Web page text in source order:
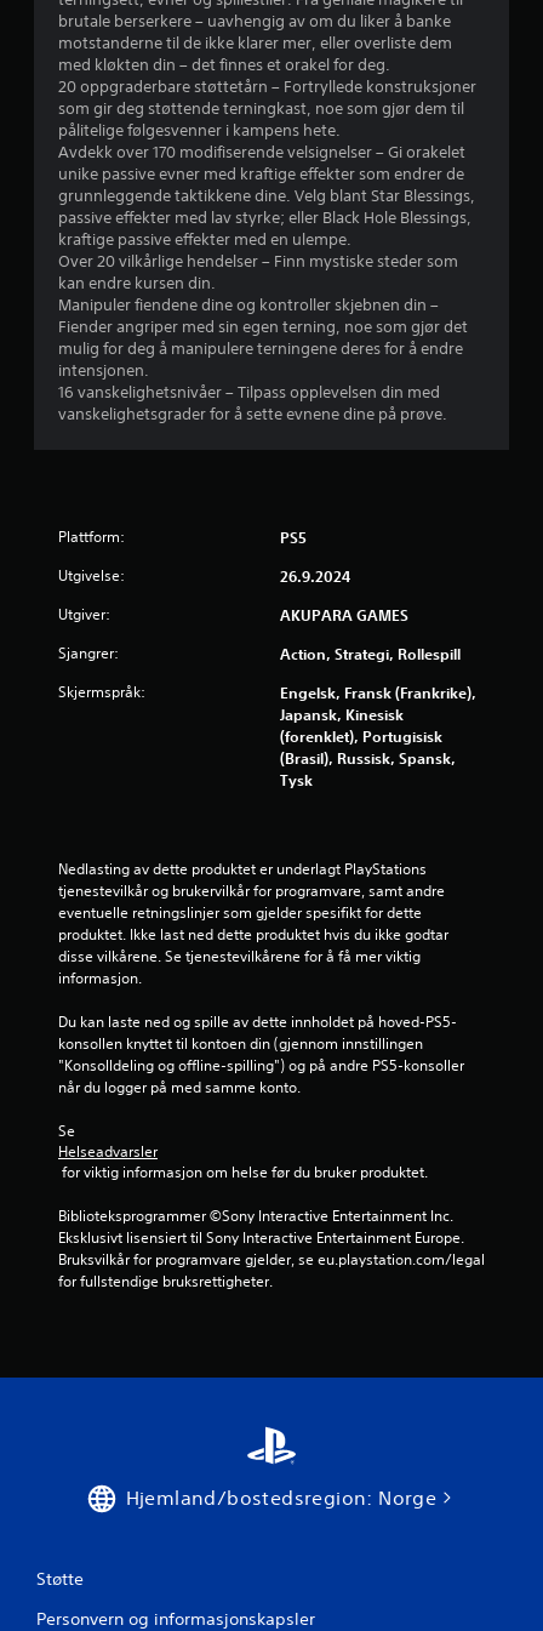
i
n
g
e
r
brutale berserkere – uavhengig av om du liker å banke
motstanderne til de ikke klarer mer, eller overliste dem
med kløkten din – det finnes et orakel for deg.
20 oppgraderbare støttetårn – Fortryllede konstruksjoner
som gir deg støttende terningkast, noe som gjør dem til
pålitelige følgesvenner i kampens hete.
Avdekk over 170 modifiserende velsignelser – Gi orakelet
unike passive evner med kraftige effekter som endrer de
grunnleggende taktikkene dine. Velg blant Star Blessings,
passive effekter med lav styrke; eller Black Hole Blessings,
kraftige passive effekter med en ulempe.
Over 20 vilkårlige hendelser – Finn mystiske steder som
kan endre kursen din.
Manipuler fiendene dine og kontroller skjebnen din –
Fiender angriper med sin egen terning, noe som gjør det
mulig for deg å manipulere terningene deres for å endre
intensjonen.
16 vanskelighetsnivåer – Tilpass opplevelsen din med
vanskelighetsgrader for å sette evnene dine på prøve.
Plattform: PS5
Utgivelse: 26.9.2024
Utgiver: AKUPARA GAMES
Sjangrer: Action, Strategi, Rollespill
Skjermspråk:
Engelsk, Fransk (Frankrike),
Japansk, Kinesisk
(forenklet), Portugisisk
(Brasil), Russisk, Spansk,
Tysk
Nedlasting av dette produktet er underlagt PlayStations
tjenestevilkår og brukervilkår for programvare, samt andre
eventuelle retningslinjer som gjelder spesifikt for dette
produktet. Ikke last ned dette produktet hvis du ikke godtar
disse vilkårene. Se tjenestevilkårene for å få mer viktig
informasjon.
Du kan laste ned og spille av dette innholdet på hoved-PS5-
konsollen knyttet til kontoen din (gjennom innstillingen
"Konsolldeling og offline-spilling") og på andre PS5-konsoller
når du logger på med samme konto.
Se
Helseadvarsler
for viktig informasjon om helse før du bruker produktet.
Biblioteksprogrammer ©Sony Interactive Entertainment Inc.
Eksklusivt lisensiert til Sony Interactive Entertainment Europe.
Bruksvilkår for programvare gjelder, se eu.playstation.com/legal
for fullstendige bruksrettigheter.
Hjemland/bostedsregion: Norge
Støtte
Personvern og informasjonskapsler